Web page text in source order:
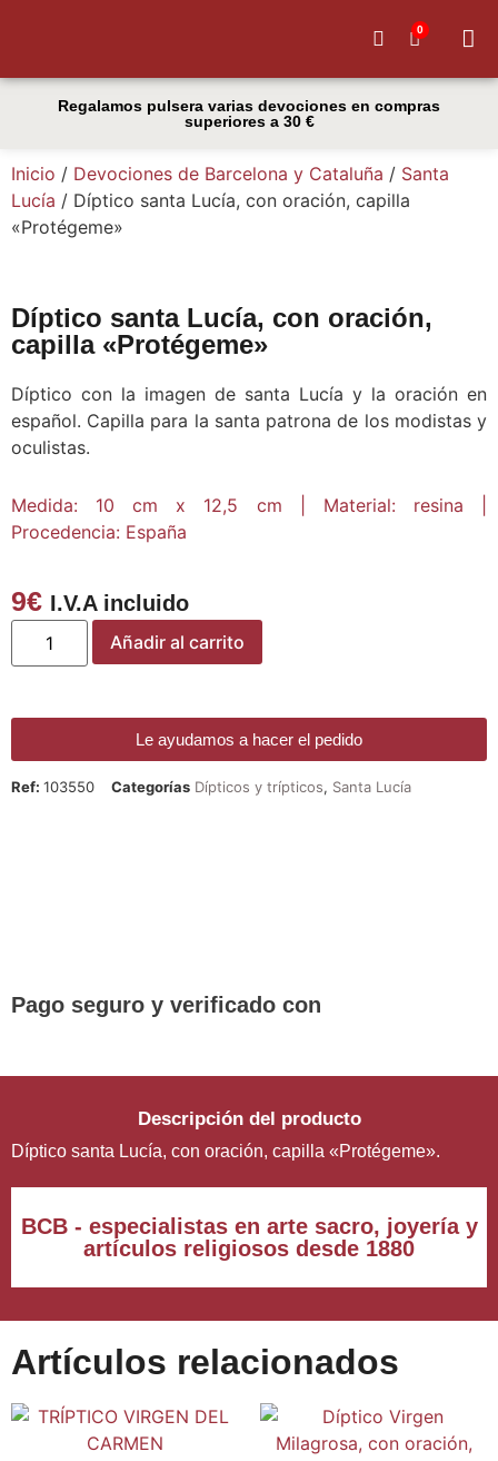
0
Regalamos pulsera varias devociones en compras
superiores a 30 €
Inicio / Devociones de Barcelona y Cataluña / Santa
Lucía / Díptico santa Lucía, con oración, capilla
«Protégeme»
Díptico santa Lucía, con oración,
capilla «Protégeme»
Díptico con la imagen de santa Lucía y la oración en
español. Capilla para la santa patrona de los modistas y
oculistas.
Medida: 10 cm x 12,5 cm | Material: resina |
Procedencia: España
9€ I.V.A incluido
Añadir al carrito
Le ayudamos a hacer el pedido
Ref: 103550 Categorías Dípticos y trípticos, Santa Lucía
Pago seguro y verificado con
Descripción del producto
Díptico santa Lucía, con oración, capilla «Protégeme».
BCB - especialistas en arte sacro, joyería y
artículos religiosos desde 1880
Artículos relacionados